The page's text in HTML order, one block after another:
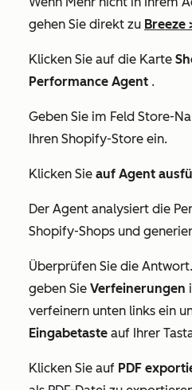
gehen Sie direkt zu Breeze
Klicken Sie auf die Karte
Performance Agent .
Geben Sie im Feld Store-
Ihren Shopify-Store ein.
Klicken Sie auf Agent
Der Agent analysiert die
Shopify-Shops und
Überprüfen Sie die
geben Sie Verfeinerungen
verfeinern unten links ein
Eingabetaste auf Ihrer
Klicken Sie auf PDF